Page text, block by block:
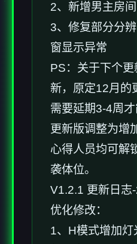
2、新增男主房
3、修复部分分
窗显示异常
PS：关于下个
新，原定12月的
需要延期3-4周
更新版调整为增
心得人员均可解
袭体位。
V1.2.1 更新日志
优化修改：
1、H模式增加